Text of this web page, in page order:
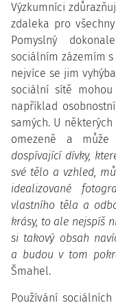
Výzkumníci
zdaleka pro
Pomyslný
sociálním zázemím
nejvíce se jim
sociální sítě
například
samých. U
omezeně a
dospívající dívky,
své tělo a vzhled,
idealizované
vlastního těla a
krásy, to ale nejspíš
si takový obsah
a budou v tom
Šmahel.
Používání